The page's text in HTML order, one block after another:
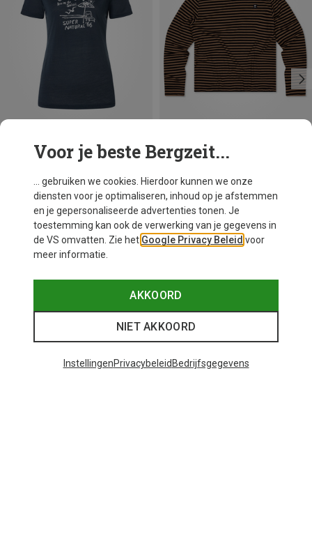
Je bespaart 10%
Mons Royale
€ 99,95
S M
Voor je beste Bergzeit...
... gebruiken we cookies. Hierdoor kunnen we onze
diensten voor je optimaliseren, inhoud op je afstemmen
en je gepersonaliseerde advertenties tonen. Je
toestemming kan ook de verwerking van je gegevens in
de VS omvatten. Zie het Google Privacy Beleid voor
meer informatie.
AKKOORD
NIET AKKOORD
InstellingenPrivacybeleid Bedrijfsgegevens